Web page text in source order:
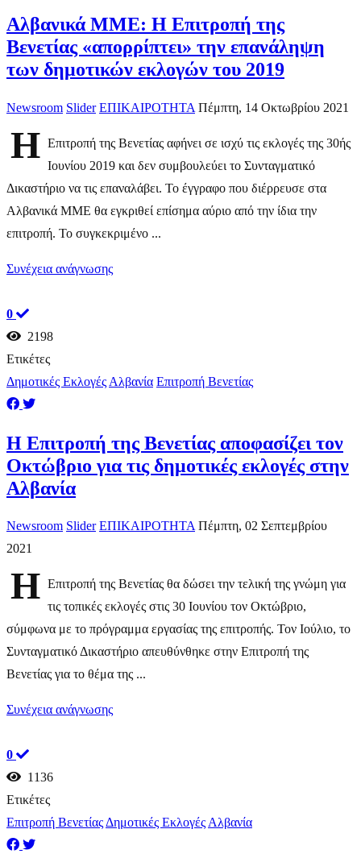
​Αλβανικά ΜΜΕ: H Επιτροπή της
Βενετίας «απορρίπτει» την επανάληψη
των δημοτικών εκλογών του 2019
Newsroom Slider ΕΠΙΚΑΙΡΟΤΗΤΑ Πέμπτη, 14 Οκτωβρίου 2021
Η Επιτροπή της Βενετίας αφήνει σε ισχύ τις εκλογές της 30ής
Ιουνίου 2019 και δεν συμβουλεύει το Συνταγματικό
Δικαστήριο να τις επαναλάβει. To έγγραφο που διέρρευσε στα
Αλβανικά ΜΜΕ θα εγκριθεί επίσημα αύριο από την ίδια την
επιτροπή. Το συγκεκριμένο ...
Συνέχεια ανάγνωσης
0
2198
Ετικέτες
Δημοτικές Εκλογές Αλβανία Επιτροπή Βενετίας
Η Επιτροπή της Βενετίας αποφασίζει τον
Οκτώβριο για τις δημοτικές εκλογές στην
Αλβανία
Newsroom Slider ΕΠΙΚΑΙΡΟΤΗΤΑ Πέμπτη, 02 Σεπτεμβρίου
2021
Η Επιτροπή της Βενετίας θα δώσει την τελική της γνώμη για
τις τοπικές εκλογές στις 30 Ιουνίου τον Οκτώβριο,
σύμφωνα με το πρόγραμμα εργασίας της επιτροπής. Τον Ιούλιο, το
Συνταγματικό Δικαστήριο απευθύνθηκε στην Επιτροπή της
Βενετίας για το θέμα της ...
Συνέχεια ανάγνωσης
0
1136
Ετικέτες
Επιτροπή ΒενετίαςΔημοτικές ΕκλογέςΑλβανία